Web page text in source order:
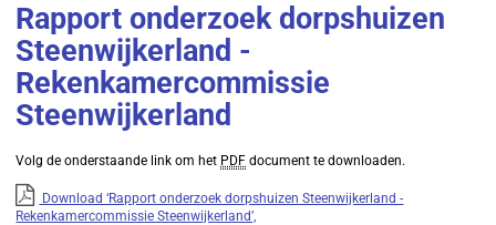
Rapport onderzoek dorpshuizen
Steenwijkerland -
Rekenkamercommissie
Steenwijkerland
Volg de onderstaande link om het PDF document te downloaden.
Download ‘Rapport onderzoek dorpshuizen Steenwijkerland -
Rekenkamercommissie Steenwijkerland’,